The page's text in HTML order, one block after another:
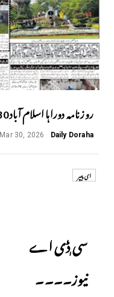
روزنامہ دوراہا اسلام آباد 30 مارچ 2026
Daily Doraha
Mar 30, 2026
ای پیپر
سی ٖڈی اے
نیوز۔۔۔۔